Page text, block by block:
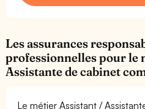
Les assurances
professionnelles pour le
Assistante de cabinet
Le métier Assistant /